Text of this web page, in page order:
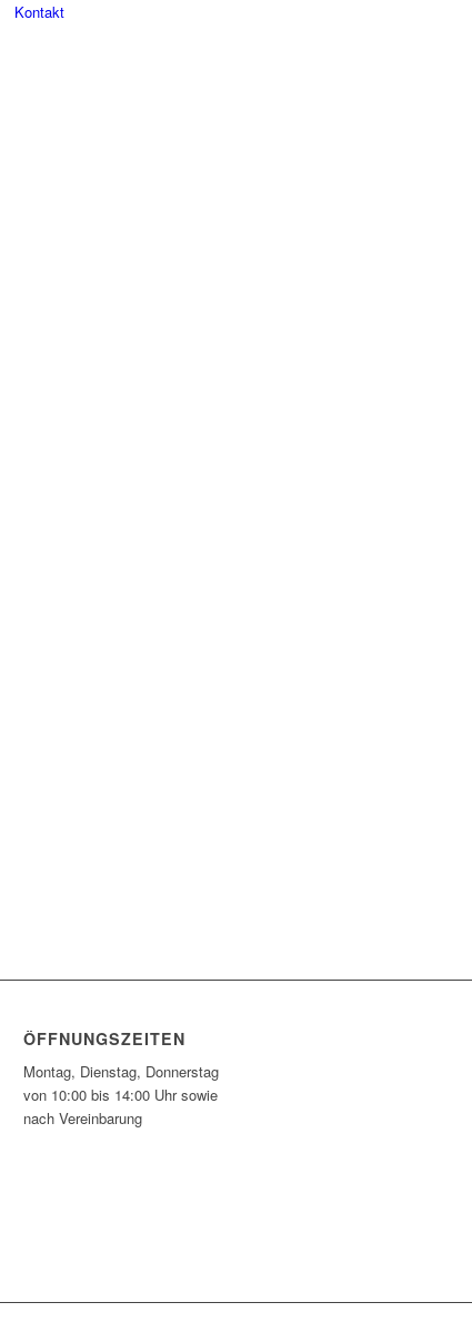
Kontakt
ÖFFNUNGSZEITEN
Montag, Dienstag, Donnerstag
von 10:00 bis 14:00 Uhr sowie
nach Vereinbarung